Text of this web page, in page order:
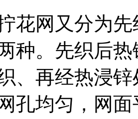
网又分为先
种。先织后
、再经热浸
孔均匀，网